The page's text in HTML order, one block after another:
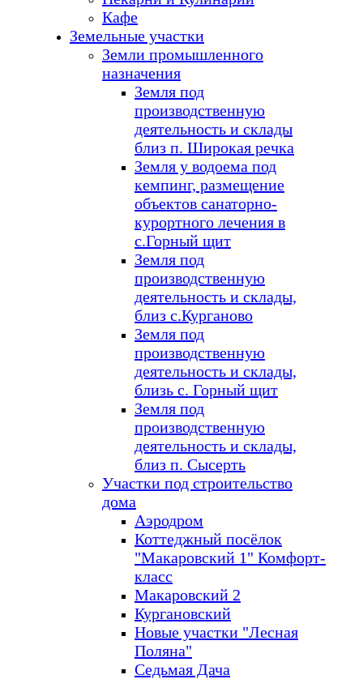
Кафе
Земельные участки
Земли промышленного
назначения
Земля под
производственную
деятельность и склады
близ п. Широкая речка
Земля у водоема под
кемпинг, размещение
объектов санаторно-
курортного лечения в
с.Горный щит
Земля под
производственную
деятельность и склады,
близ с.Курганово
Земля под
производственную
деятельность и склады,
близь с. Горный щит
Земля под
производственную
деятельность и склады,
близ п. Сысерть
Участки под строительство
дома
Аэродром
Коттеджный посёлок
"Макаровский 1" Комфорт-
класс
Макаровский 2
Кургановский
Новые участки "Лесная
Поляна"
Седьмая Дача